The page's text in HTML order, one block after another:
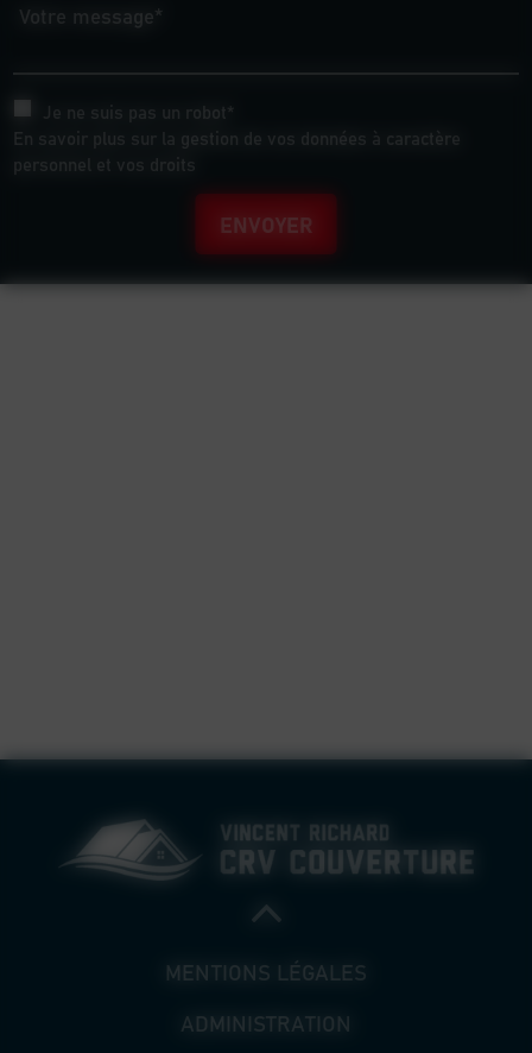
Votre message*
Je ne suis pas un robot*
En savoir plus sur la gestion de vos données à caractère
personnel et vos droits
ENVOYER
MENTIONS LÉGALES
ADMINISTRATION